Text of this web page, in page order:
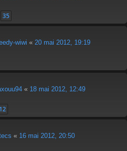
35
wiwi « 20 mai 2012, 19:19
« 18 mai 2012, 12:49
12
« 16 mai 2012, 20:50